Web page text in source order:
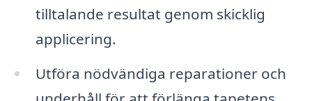
tilltalande resultat genom skicklig
applicering.
Utföra nödvändiga reparationer och